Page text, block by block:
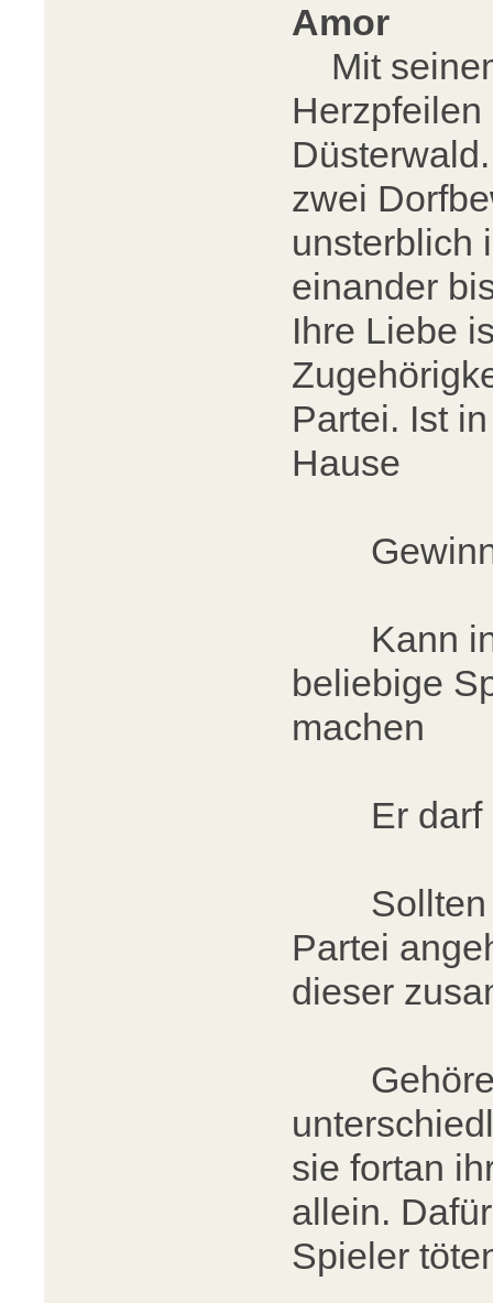
Amor
Mit
zwei
unsterblich
einander
Ihre Liebe
Partei. Ist
Hause
Gewinnt
Kann in
beliebige
machen
Er darf
Sollten
Partei
dieser
Gehören
sie fortan
allein.
Spieler